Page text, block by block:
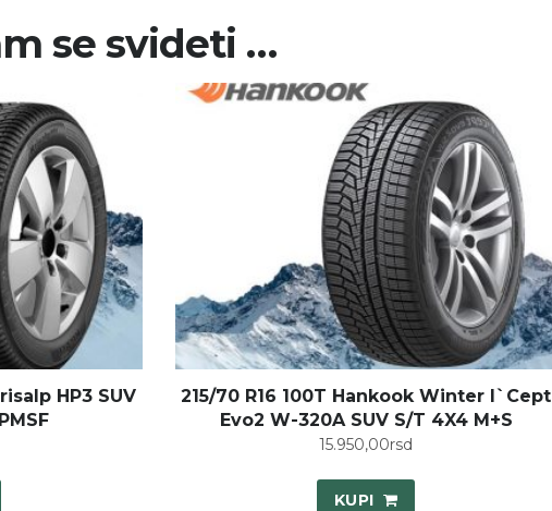
se svideti …
HP3 SUV
215/70 R16 100T Hankook Winter I`Cept
Evo2 W-320A SUV S/T 4X4 M+S
15.950,00rsd
KUPI